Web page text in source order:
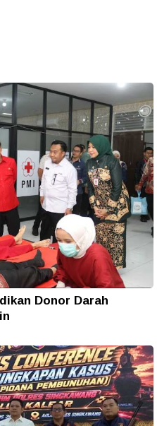
Donor Darah